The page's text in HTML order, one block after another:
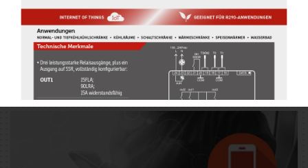
Sicherheit, Prozessstabilität und Produktqualität.